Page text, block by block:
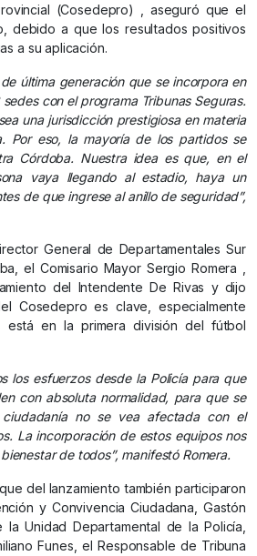
(Cosedepro) , aseguró que el
debido a que los resultados positivos
a su aplicación.
última generación que se incorpora en
con el programa Tribunas Seguras.
una jurisdicción prestigiosa en materia
Por eso, la mayoría de los partidos se
Córdoba. Nuestra idea es que, en el
vaya llegando al estadio, haya un
de que ingrese al anillo de seguridad”,
General de Departamentales Sur
el Comisario Mayor Sergio Romera ,
del Intendente De Rivas y dijo
Cosedepro es clave, especialmente
está en la primera división del fútbol
los esfuerzos desde la Policía para que
con absoluta normalidad, para que se
no se vea afectada con el
La incorporación de estos equipos nos
de todos”, manifestó Romera.
del lanzamiento también participaron
y Convivencia Ciudadana, Gastón
Unidad Departamental de la Policía,
Funes, el Responsable de Tribuna